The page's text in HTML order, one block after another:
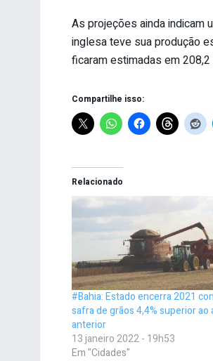
As projeções ainda indicam
inglesa teve sua produção
ficaram estimadas em
Compartilhe isso:
Relacionado
#Bahia: Estado encerra 2021
safra de grãos 4,4% superior ao
anterior
13 janeiro 2022 - 19h53
Em "Cidades"